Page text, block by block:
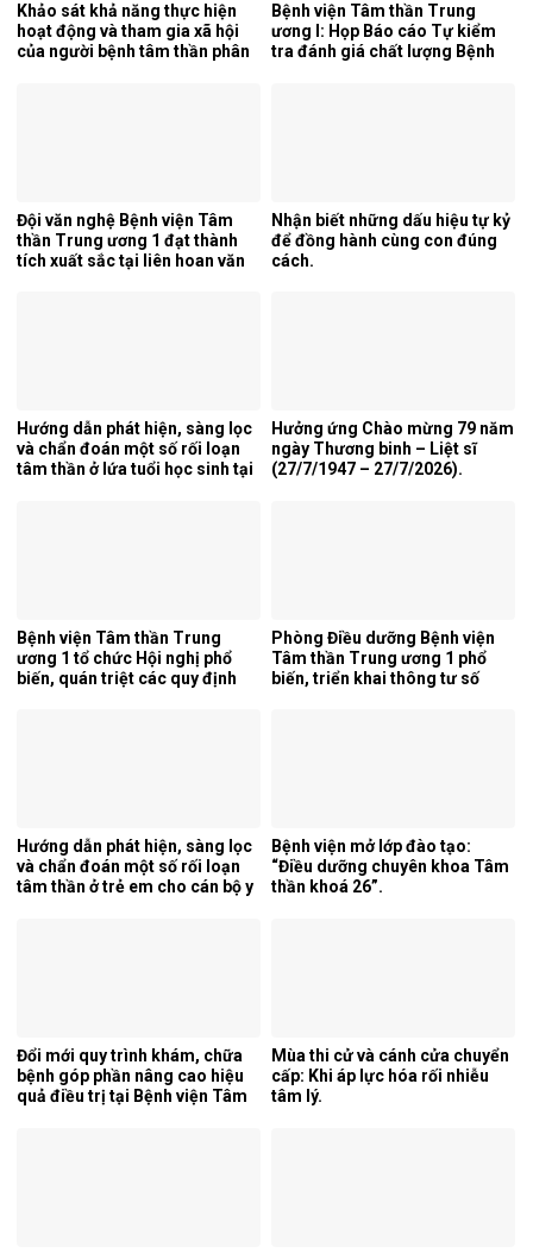
Khảo sát khả năng thực hiện
hoạt động và tham gia xã hội
của người bệnh tâm thần phân
Bệnh viện Tâm thần Trung
ương I: Họp Báo cáo Tự kiểm
tra đánh giá chất lượng Bệnh
Đội văn nghệ Bệnh viện Tâm
thần Trung ương 1 đạt thành
tích xuất sắc tại liên hoan văn
Nhận biết những dấu hiệu tự kỷ
để đồng hành cùng con đúng
cách.
Hướng dẫn phát hiện, sàng lọc
và chẩn đoán một số rối loạn
tâm thần ở lứa tuổi học sinh tại
Hưởng ứng Chào mừng 79 năm
ngày Thương binh – Liệt sĩ
(27/7/1947 – 27/7/2026).
Bệnh viện Tâm thần Trung
ương 1 tổ chức Hội nghị phổ
biến, quán triệt các quy định
Phòng Điều dưỡng Bệnh viện
Tâm thần Trung ương 1 phổ
biến, triển khai thông tư số
Hướng dẫn phát hiện, sàng lọc
và chẩn đoán một số rối loạn
tâm thần ở trẻ em cho cán bộ y
Bệnh viện mở lớp đào tạo:
“Điều dưỡng chuyên khoa Tâm
thần khoá 26”.
Đổi mới quy trình khám, chữa
bệnh góp phần nâng cao hiệu
quả điều trị tại Bệnh viện Tâm
Mùa thi cử và cánh cửa chuyển
cấp: Khi áp lực hóa rối nhiễu
tâm lý.